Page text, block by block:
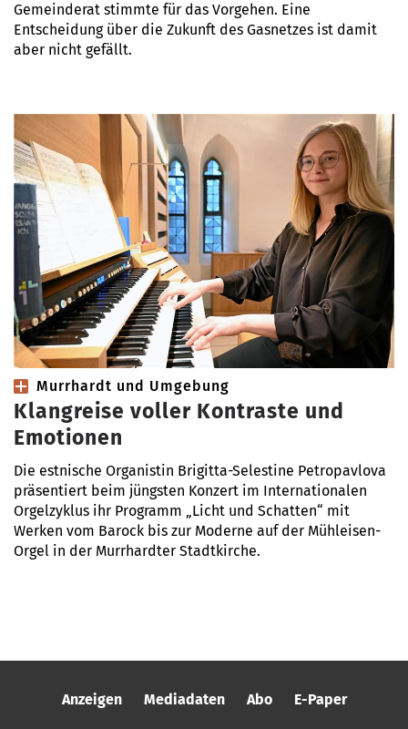
Gemeinderat stimmte für das Vorgehen. Eine
Entscheidung über die Zukunft des Gasnetzes ist damit
aber nicht gefällt.
Murrhardt und Umgebung
Klangreise voller Kontraste und
Emotionen
Die estnische Organistin Brigitta-Selestine Petropavlova
präsentiert beim jüngsten Konzert im Internationalen
Orgelzyklus ihr Programm „Licht und Schatten“ mit
Werken vom Barock bis zur Moderne auf der Mühleisen-
Orgel in der Murrhardter Stadtkirche.
Anzeigen Mediadaten Abo E-Paper